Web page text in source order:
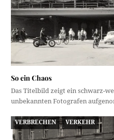
So ein Chaos
Das Titelbild zeigt ein schwarz-
unbekannten Fotografen
VERBRECHEN VERKEHR